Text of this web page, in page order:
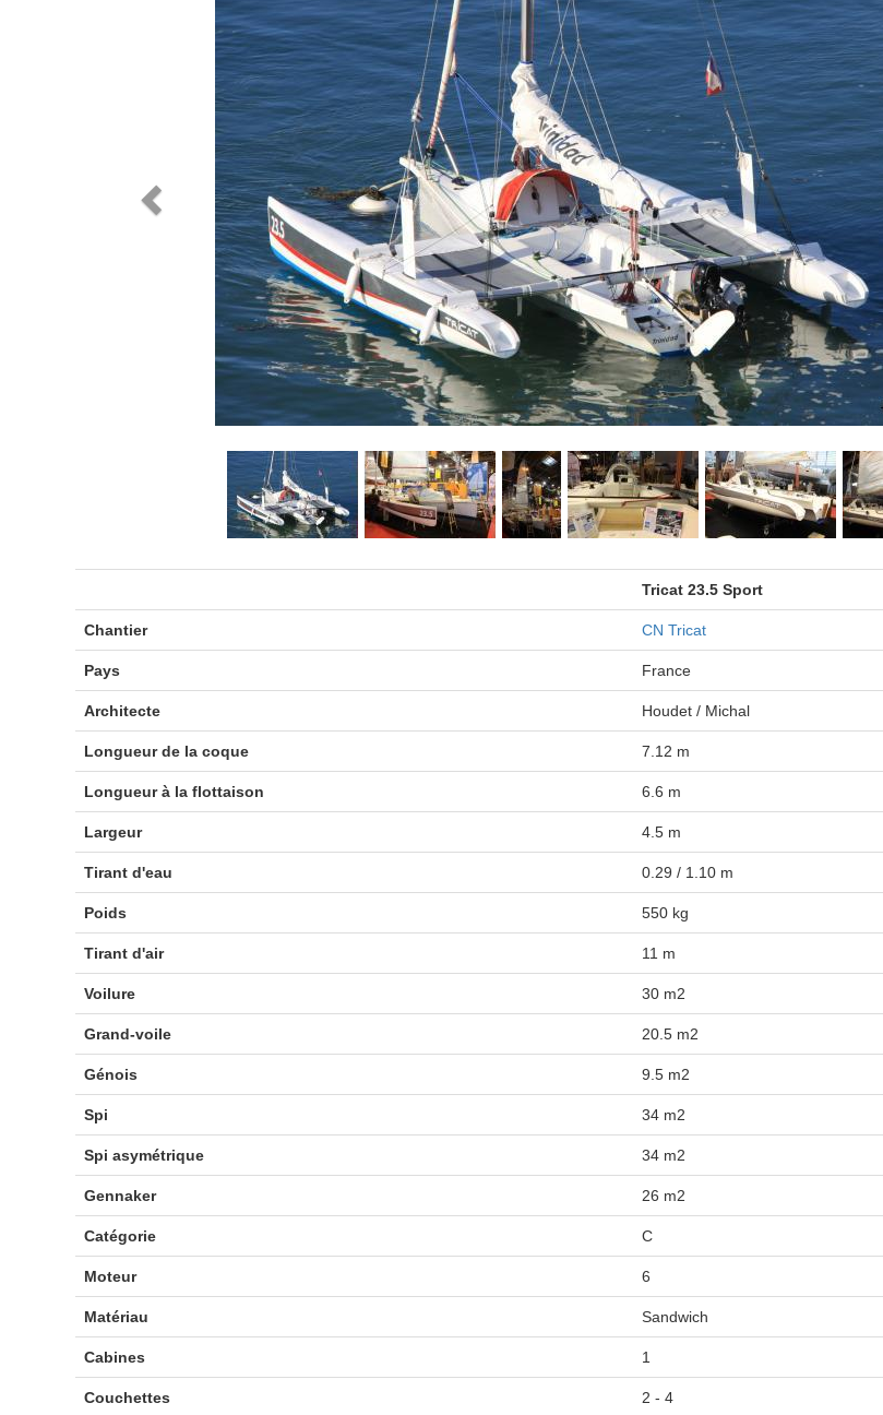
Tricat 23.5 Sport
Chantier CN Tricat
Pays France
Architecte Houdet / Michal
Longueur de la coque 7.12 m
Longueur à la flottaison 6.6 m
Largeur 4.5 m
Tirant d'eau 0.29 / 1.10 m
Poids 550 kg
Tirant d'air 11 m
Voilure 30 m2
Grand-voile 20.5 m2
Génois 9.5 m2
Spi 34 m2
Spi asymétrique 34 m2
Gennaker 26 m2
Catégorie C
Moteur 6
Matériau Sandwich
Cabines 1
Couchettes 2 - 4